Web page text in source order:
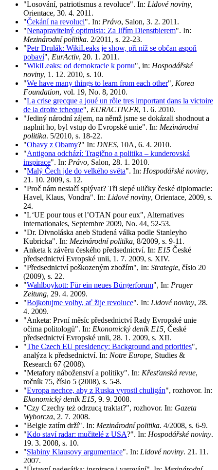
"Losování, patriotismus a revoluce". In: Lidové noviny,
Orientace, 30. 4. 2011.
"Čekání na revoluci". In: Právo, Salon, 3. 2. 2011.
"Nenapravitelný optimista: Za Jiřím Dienstbierem". In:
Mezinárodní politika. 2/2011, s. 22-23.
"Petr Drulák: WikiLeaks je show, při níž se občan aspoň
pobaví", EurActiv, 20. 1. 2011.
"WikiLeaks: od demokracie k pornu", in: Hospodářské
noviny, 1. 12. 2010, s. 10.
"We have many things to learn from each other", Korea
Foundation, vol. 19, No. 8, 2010.
"La crise grecque a joué un rôle tres important dans la victoire
de la droite tcheque", EURACTIV.FR, 1. 6. 2010.
"Jediný národní zájem, na němž jsme se dokázali shodnout a
naplnit ho, byl vstup do Evropské unie". In: Mezinárodní
politika. 5/2010, s. 18-22.
"Obavy z Obamy?" In: DNES, 10A, 6. 4. 2010.
"Antigona odchází: Tragično a politika – kunderovská
inspirace". In: Právo, Salon, 28. 1. 2010.
"Malý Čech jde do velkého světa". In: Hospodářské noviny,
21. 10. 2009, s. 12.
"Proč nám nestačí splývat? Tři slepé uličky české diplomacie:
Havel, Klaus, Vondra". In: Lidové noviny, Orientace, 2009, s.
24.
"L‘UE pour tous et l’OTAN pour eux", Alternatives
internationales, Septembre 2009, No. 44, 52-53.
"Dr. Divnoláska aneb Studená válka podle Stanleyho
Kubricka". In: Mezinárodní politika, 8/2009, s. 9-11.
Anketa k závěru českého předsednictví. In: E15 České
předsednictví Evropské unii, 1. 7. 2009, s. XIV.
"Předsednictví poškozeným zbožím", In: Strategie, číslo 20
(2009), s. 22.
"Wahlboykott: Für ein neues Bürgerforum", In: Prager
Zeitung, 29. 4. 2009.
"Bojkotujme volby, ať žije revoluce". In: Lidové noviny, 28.
4. 2009.
"Anketa: První měsíc předsednictví Rady Evropské unie
očima politologů". In: Ekonomický deník E15, České
předsednictví Evropské unii, 28. 1. 2009, s. XII.
"The Czech EU presidency: Background and priorities",
analýza k předsednictví. In: Notre Europe, Studies &
Research 67 (2008).
"Metafory náboženství a politiky". In: Křesťanská revue,
ročník 75, číslo 5 (2008), s. 5-8.
"Evropa nechce, aby z Ruska vyrostl chuligán", rozhovor. In:
Ekonomický deník E15, 9. 9. 2008.
"Czy Czechy też odrzucą traktat?", rozhovor. In: Gazeta
Wyborcza, 2. 7. 2008.
"Belgie zatím drží". In: Mezinárodní politika. 4/2008, s. 6-9.
"Kdo staví radar: mučitelé z USA?". In: Hospodářské noviny.
19. 3. 2008, s. 10.
"Slabiny Klausovy argumentace". In: Lidové noviny. 21. 11.
2007.